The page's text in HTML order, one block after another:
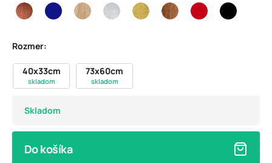
Rozmer:
40x33cm
skladom
73x60cm
skladom
Skladom
Do košíka